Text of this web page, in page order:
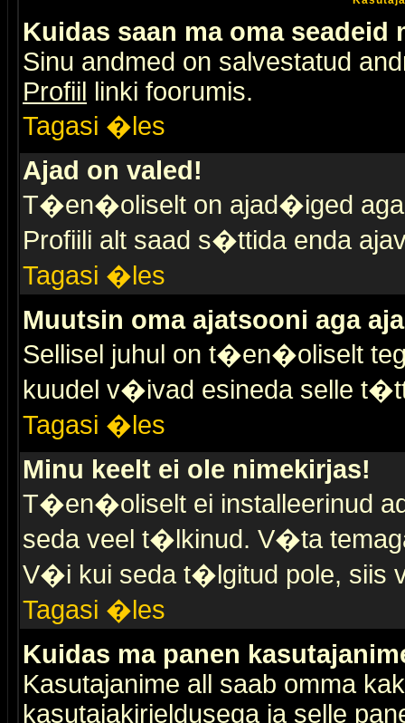
Kuidas saan ma oma seadeid
Sinu andmed on salvestatud
Profiil linki foorumis.
Tagasi �les
Ajad on valed!
T�en�oliselt on ajad�iged
Profiili alt saad s�ttida enda
Tagasi �les
Muutsin oma ajatsooni aga
Sellisel juhul on t�en�oliselt
kuudel v�ivad esineda selle
Tagasi �les
Minu keelt ei ole nimekirjas!
T�en�oliselt ei installeerinud
seda veel t�lkinud. V�ta
V�i kui seda t�lgitud pole, siis
Tagasi �les
Kuidas ma panen
Kasutajanime all saab omma
kasutajakirjeldusega ja selle